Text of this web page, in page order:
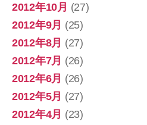
2012年10月 (27)
2012年9月 (25)
2012年8月 (27)
2012年7月 (26)
2012年6月 (26)
2012年5月 (27)
2012年4月 (23)